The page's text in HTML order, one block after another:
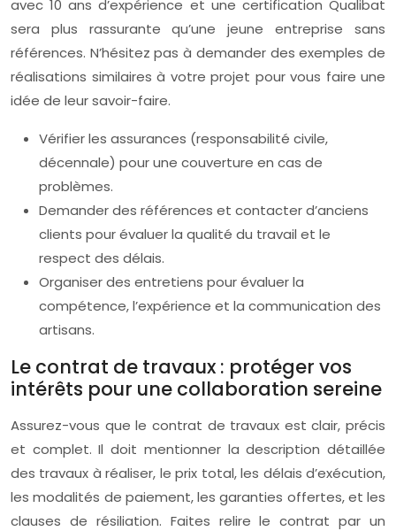
avec 10 ans d’expérience et une certification Qualibat
sera plus rassurante qu’une jeune entreprise sans
références. N’hésitez pas à demander des exemples de
réalisations similaires à votre projet pour vous faire une
idée de leur savoir-faire.
Vérifier les assurances (responsabilité civile,
décennale) pour une couverture en cas de
problèmes.
Demander des références et contacter d’anciens
clients pour évaluer la qualité du travail et le
respect des délais.
Organiser des entretiens pour évaluer la
compétence, l’expérience et la communication des
artisans.
Le contrat de travaux : protéger vos
intérêts pour une collaboration sereine
Assurez-vous que le contrat de travaux est clair, précis
et complet. Il doit mentionner la description détaillée
des travaux à réaliser, le prix total, les délais d’exécution,
les modalités de paiement, les garanties offertes, et les
clauses de résiliation. Faites relire le contrat par un